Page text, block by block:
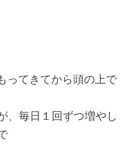
ってきてから頭の上で
、毎日１回ずつ増やし